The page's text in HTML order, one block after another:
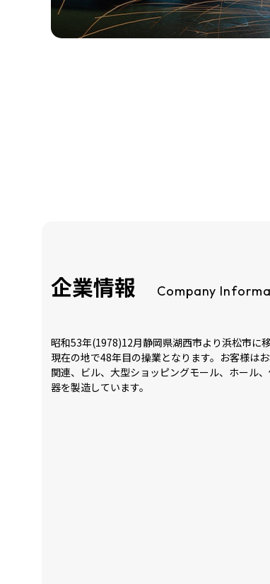
企業情報 Company
昭和53年(1978)12月静岡県湖西市より浜松市に
現在の地で48年目の操業となります。お客様は
関連、ビル、大型ショッピングモール、ホール
器を製造しています。